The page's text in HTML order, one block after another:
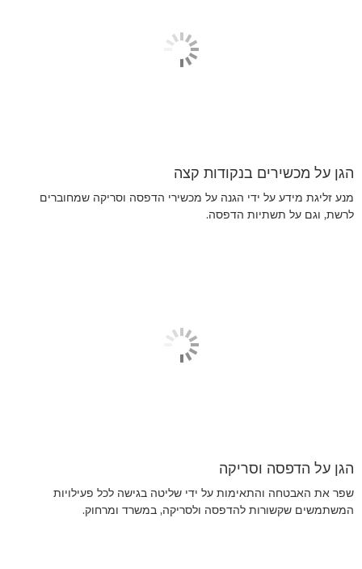
הגן על מכשירים בנקודות קצה
מנע זליגת מידע על ידי הגנה על מכשירי הדפסה וסריקה שמחוברים
לרשת, וגם על תשתיות הדפסה.
הגן על הדפסה וסריקה
שפר את האבטחה והתאימות על ידי שליטה בגישה לכל פעילויות
המשתמשים שקשורות להדפסה ולסריקה, במשרד ומרחוק.